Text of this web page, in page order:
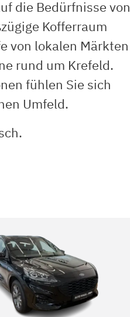
die Bedürfnisse von
Kofferraum
von lokalen Märkten
rund um Krefeld.
fühlen Sie sich
Umfeld.